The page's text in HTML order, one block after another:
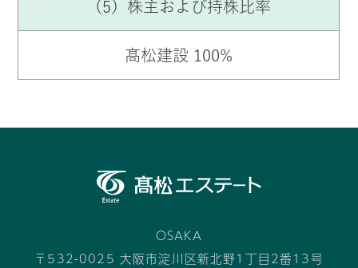
（5）株主および持株比率
髙松建設 100%
OSAKA
〒532-0025 大阪市淀川区新北野1丁目2番13号